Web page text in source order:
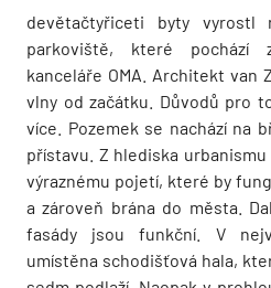
devětačtyřiceti byty vyrostl
parkoviště, které pochází
kanceláře OMA. Architekt van
vlny od začátku. Důvodů pro
více. Pozemek se nachází na
přístavu. Z hlediska
výraznému pojetí, které by
a zároveň brána do města.
fasády jsou funkční. V
umístěna schodišťová hala,